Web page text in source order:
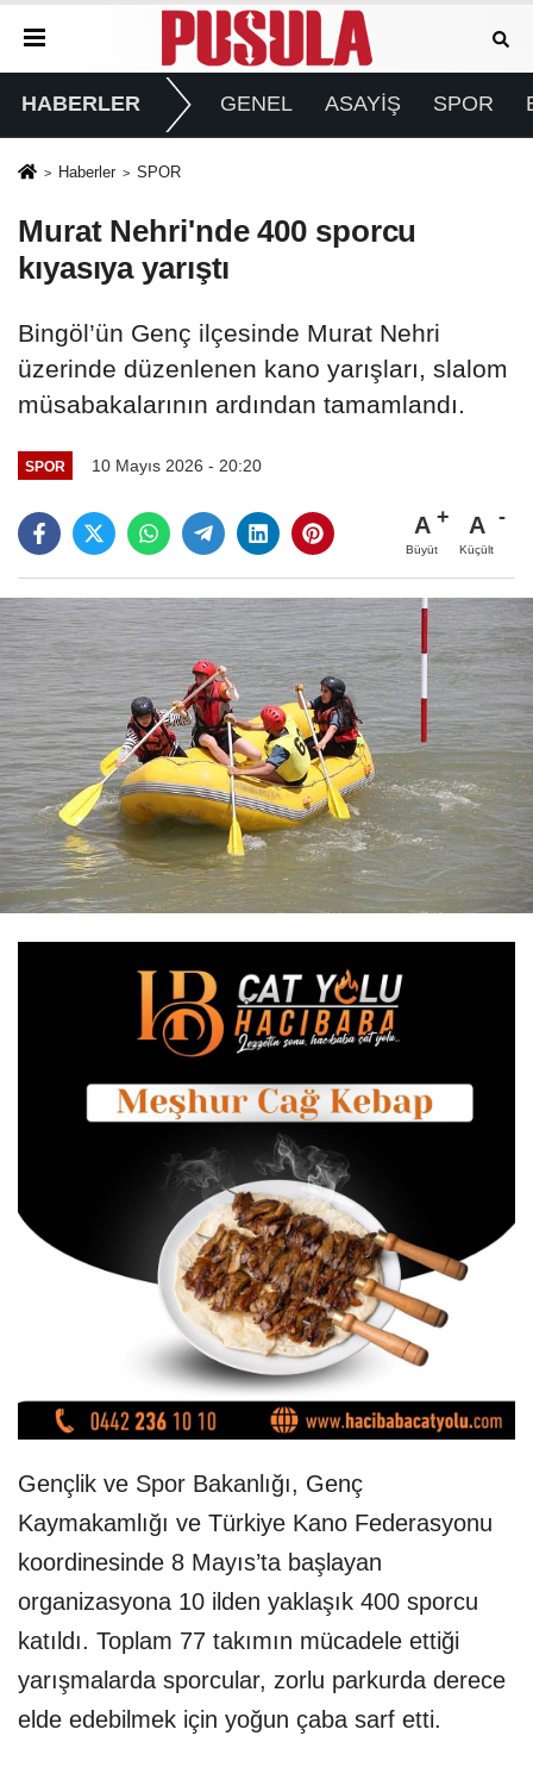
HABERLER GENEL ASAYİŞ SPOR
Haberler SPOR
Murat Nehri'nde 400 sporcu
kıyasıya yarıştı
Bingöl’ün Genç ilçesinde Murat Nehri
üzerinde düzenlenen kano yarışları, slalom
müsabakalarının ardından tamamlandı.
SPOR 10 Mayıs 2026 - 20:20
A
Büyüt
A
Küçült
Gençlik ve Spor Bakanlığı, Genç
Kaymakamlığı ve Türkiye Kano Federasyonu
koordinesinde 8 Mayıs’ta başlayan
organizasyona 10 ilden yaklaşık 400 sporcu
katıldı. Toplam 77 takımın mücadele ettiği
yarışmalarda sporcular, zorlu parkurda derece
elde edebilmek için yoğun çaba sarf etti.